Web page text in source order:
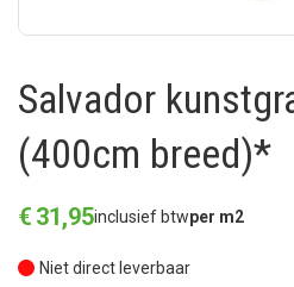
Salvador
(400cm breed)*
€ 31,95inclusief btwper m2
Niet direct leverbaar